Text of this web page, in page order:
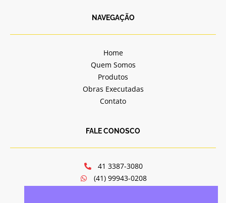
NAVEGAÇÃO
Home
Quem Somos
Produtos
Obras Executadas
Contato
FALE CONOSCO
41 3387-3080
(41) 99943-0208